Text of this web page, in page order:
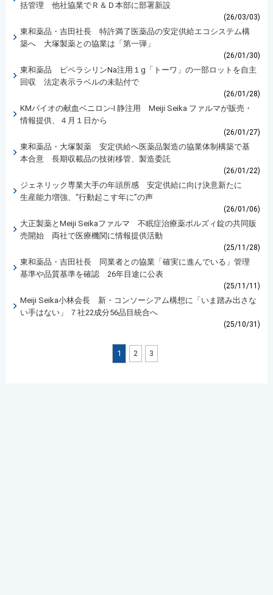
括管理 他社協業でＲ＆Ｄ本部に部署新設
(26/03/03)
東和薬品・吉田社長 特許満了医薬品の安定供給エコシステム構
築へ 大塚製薬との協業は「第一弾」
(26/01/30)
東和薬品 ピペラシリンNa注用１g「トーワ」の一部ロットを自主
回収 法定表示ラベルの未貼付で
(26/01/28)
KMバイオの献血ベニロン-I 静注用 Meiji Seika ファルマが販売・
情報提供、４月１日から
(26/01/27)
東和薬品・大塚製薬 安定供給へ医薬品製造の協業体制構築で基
本合意 長期収載品の技術移管、製造委託
(26/01/22)
ジェネリック専業大手の年頭所感 安定供給に向け決意新たに
生産能力増強、“行動起こす年に”の声
(26/01/06)
大正製薬とMeiji Seikaファルマ 不眠症治療薬ボルズィ錠の共同販
売開始 両社で医療機関に情報提供活動
(25/11/28)
東和薬品・吉田社長 同業者との協業「確実に進んでいる」管理
基準や品質基準を確認 26年目途に公表
(25/11/11)
Meiji Seika小林会長 新・コンソーシアム構想に「いま踏み出さな
い手はない」 ７社22成分56品目統合へ
(25/10/31)
1 2 3